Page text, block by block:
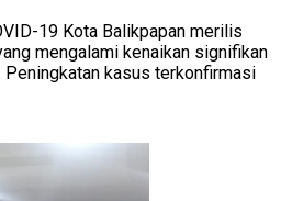
19 Kota Balikpapan merilis
mengalami kenaikan signifikan
Peningkatan kasus terkonfirmasi